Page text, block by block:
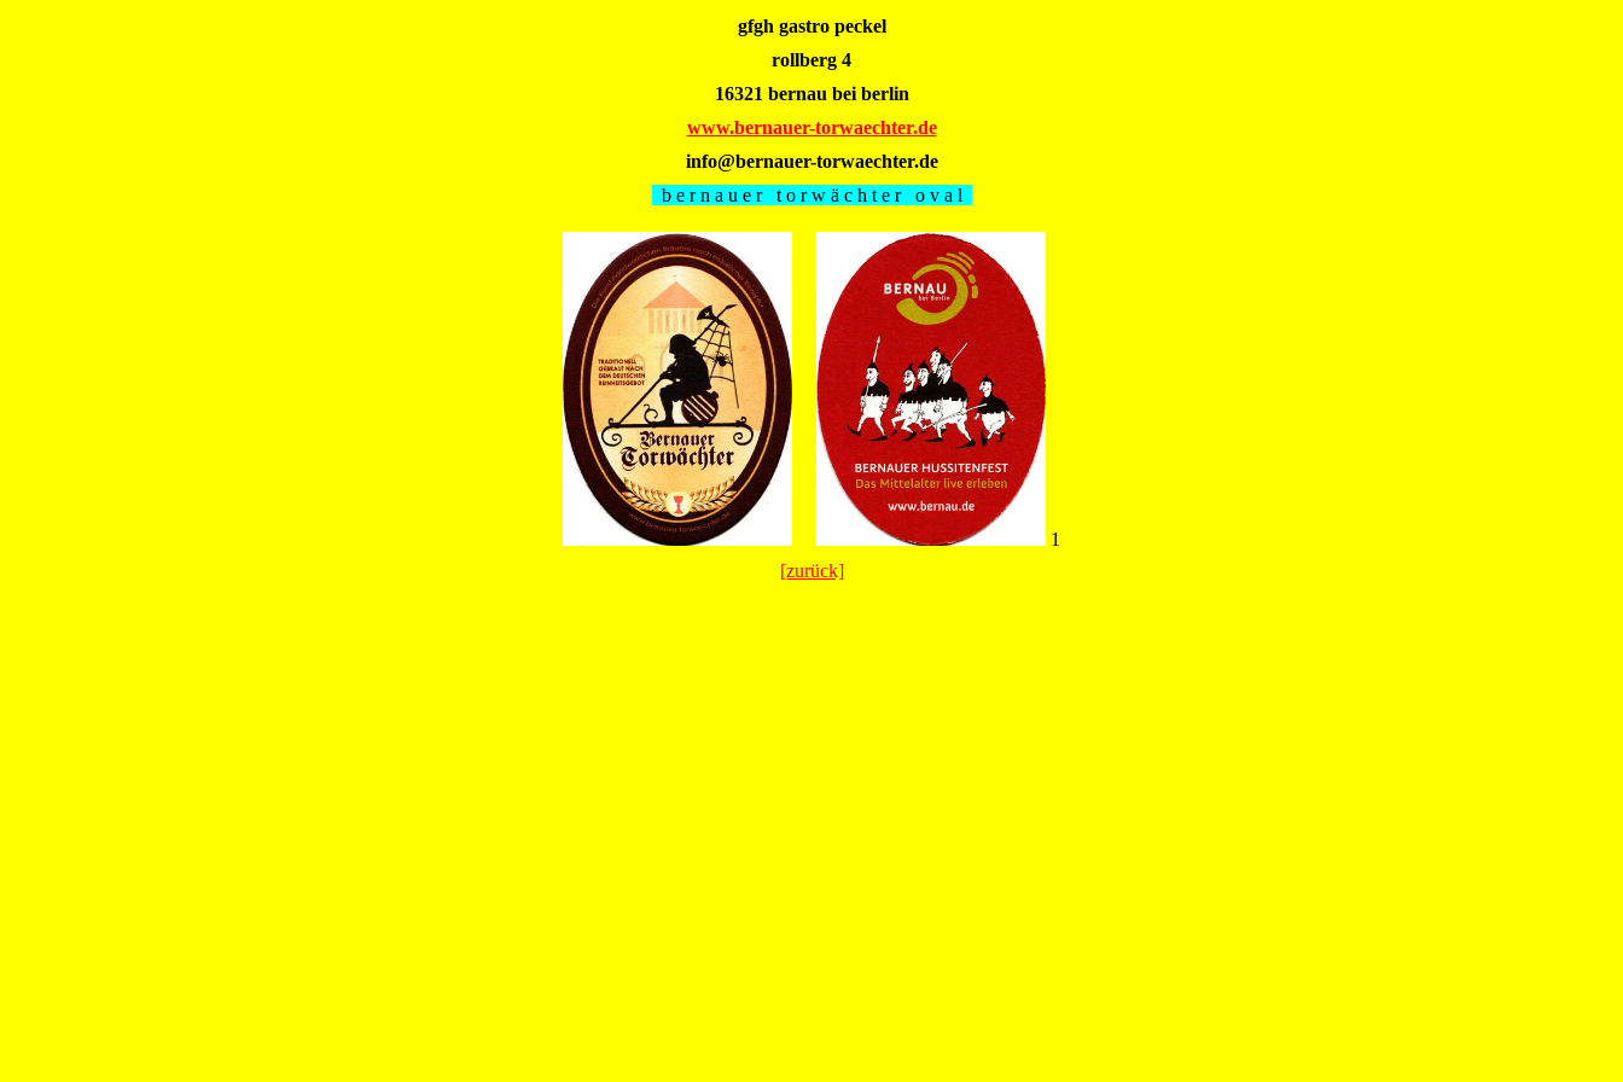
gfgh gastro peckel
rollberg 4
16321 bernau bei berlin
www.bernauer-torwaechter.de
info@bernauer-torwaechter.de
b e r n a u e r t o r w ä c h t e r o v a l
1
[zurück]